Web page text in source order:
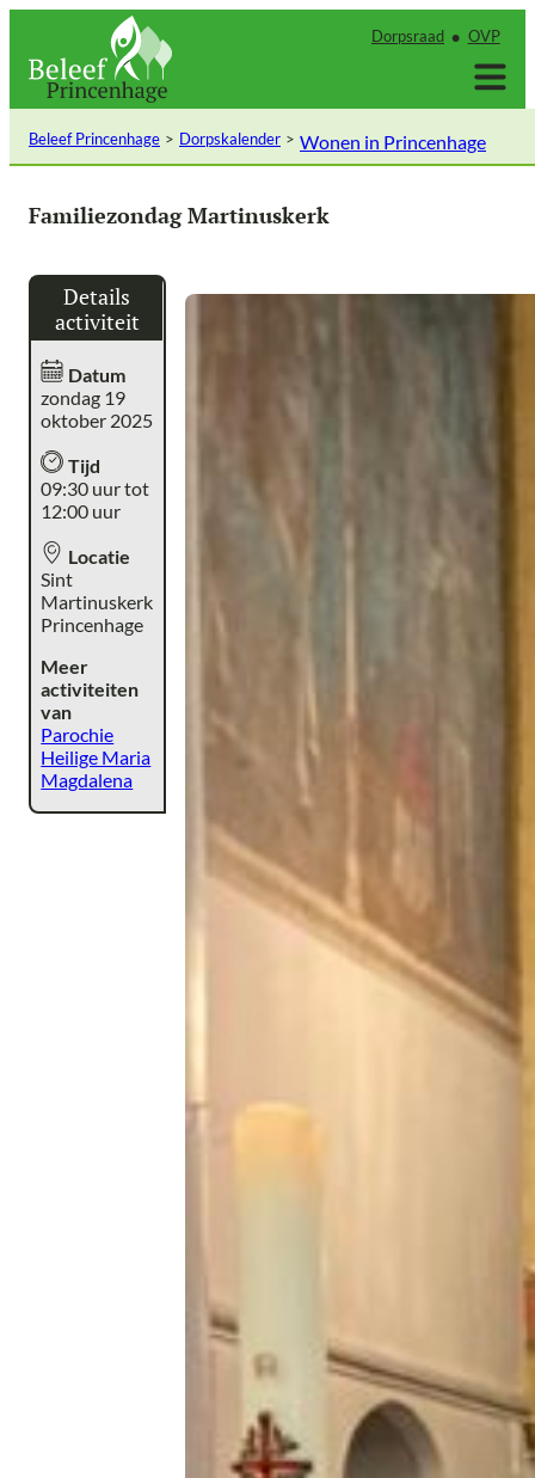
inhoud
Dorpsraad OVP
Beleef Princenhage Dorpskalender Wonen in Princenhage
Familiezondag Martinuskerk
Details
activiteit
Datum
zondag 19
oktober 2025
Tijd
09:30 uur tot
12:00 uur
Locatie
Sint
Martinuskerk
Princenhage
Meer
activiteiten
van
Parochie
Heilige Maria
Magdalena